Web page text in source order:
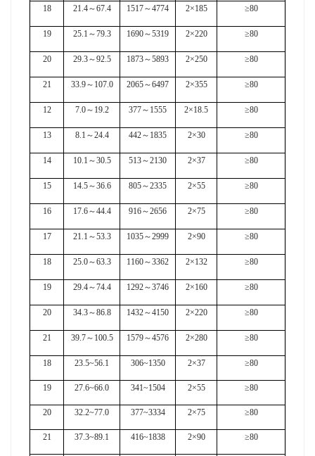
18 21.4～67.4 1517～4774 2×185 ≥80
19 25.1 ～79.3 1690～5319 2×220 ≥80
20 29.3～92.5 1873～5893 2×250 ≥80
21 33.9～ 107.0 2065～6497 2×355 ≥80
12 7.0～ 19.2 377～ 1555 2×18.5 ≥80
13 8.1 ～24.4 442～ 1835 2×30 ≥80
14 10.1 ～30.5 513～2130 2×37 ≥80
15 14.5～36.6 805～2335 2×55 ≥80
16 17.6～44.4 916～2656 2×75 ≥80
17 21.1 ～53.3 1035～2999 2×90 ≥80
18 25.0～63.3 1160～3362 2×132 ≥80
19 29.4～74.4 1292～3746 2×160 ≥80
20 34.3～86.8 1432～4150 2×220 ≥80
21 39.7～ 100.5 1579～4576 2×280 ≥80
18 23.5~56.1 306~1350 2×37 ≥80
19 27.6~66.0 341~1504 2×55 ≥80
20 32.2~77.0 377~3334 2×75 ≥80
21 37.3~89.1 416~1838 2×90 ≥80